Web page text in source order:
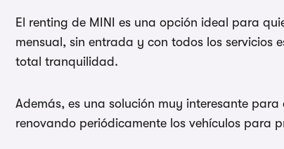
El renting de MINI es una opción ideal para
mensual, sin entrada y con todos los servicios
total tranquilidad.
Además, es una solución muy interesante
renovando periódicamente los vehículos para